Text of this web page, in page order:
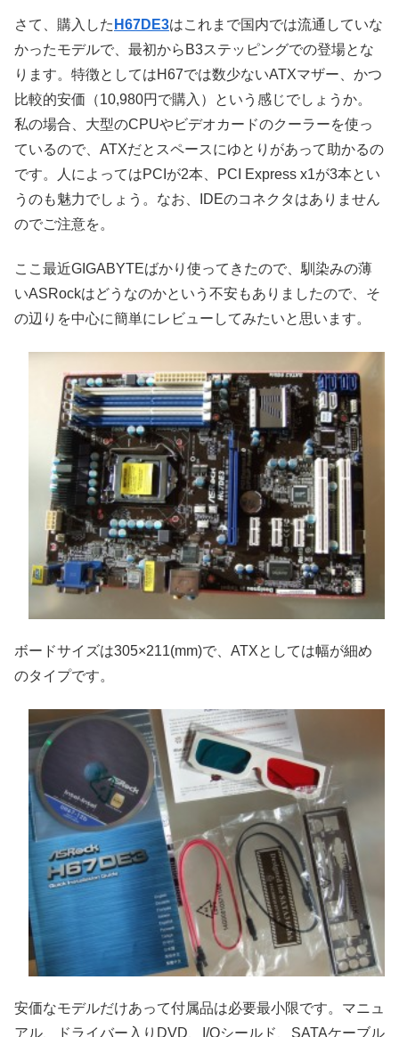
さて、購入した H67DE3はこれまで国内では流通していな
かったモデルで、最初からB3ステッピングでの登場とな
ります。特徴としてはH67では数少ないATXマザー、かつ
比較的安価（10,980円で購入）という感じでしょうか。
私の場合、大型のCPUやビデオカードのクーラーを使っ
ているので、ATXだとスペースにゆとりがあって助かるの
です。人によってはPCIが2本、PCI Express x1が3本とい
うのも魅力でしょう。なお、IDEのコネクタはありません
のでご注意を。
ここ最近GIGABYTEばかり使ってきたので、馴染みの薄
いASRockはどうなのかという不安もありましたので、そ
の辺りを中心に簡単にレビューしてみたいと思います。
ボードサイズは305×211(mm)で、ATXとしては幅が細め
のタイプです。
安価なモデルだけあって付属品は必要最小限です。マニュ
アル、ドライバー入りDVD、I/Oシールド、SATAケーブル